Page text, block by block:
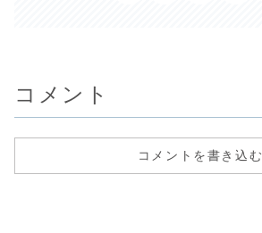
コメント
コメントを書き込む